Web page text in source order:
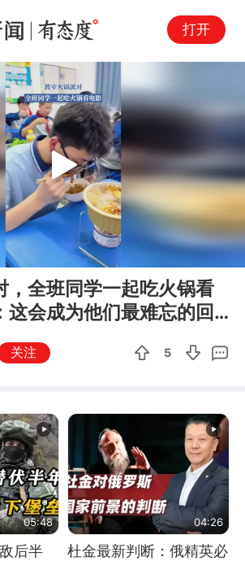
打开
Play
，全班同学一起吃火锅看
这会成为他们最难忘的回
关注 5
05:48
后半
04:26
杜金最新判断：俄精英必